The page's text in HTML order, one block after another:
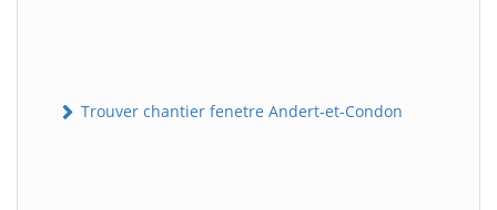
Trouver chantier fenetre Andert-et-Condon